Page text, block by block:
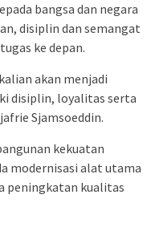
bangsa dan negara
disiplin dan semangat
ke depan.
akan menjadi
disiplin, loyalitas serta
Sjamsoeddin.
kekuatan
modernisasi alat utama
peningkatan kualitas